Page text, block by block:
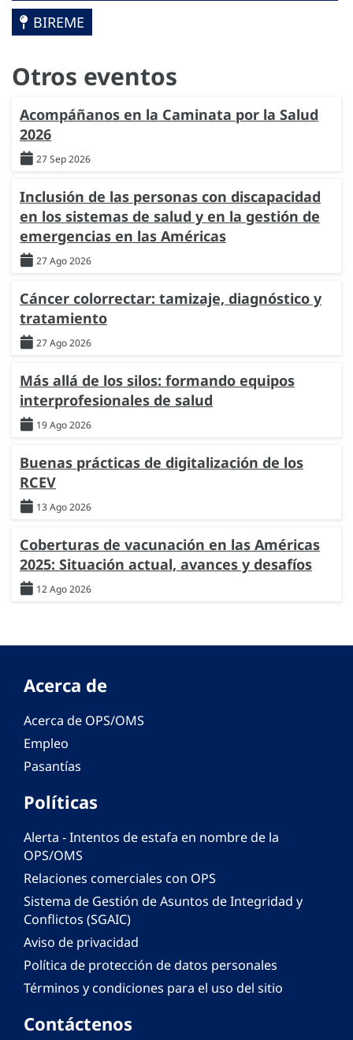
BIREME
Otros eventos
Acompáñanos en la Caminata por la Salud
2026
27 Sep 2026
Inclusión de las personas con discapacidad
en los sistemas de salud y en la gestión de
emergencias en las Américas
27 Ago 2026
Cáncer colorrectar: tamizaje, diagnóstico y
tratamiento
27 Ago 2026
Más allá de los silos: formando equipos
interprofesionales de salud
19 Ago 2026
Buenas prácticas de digitalización de los
RCEV
13 Ago 2026
Coberturas de vacunación en las Américas
2025: Situación actual, avances y desafíos
12 Ago 2026
Acerca de
Acerca de OPS/OMS
Empleo
Pasantías
Políticas
Alerta - Intentos de estafa en nombre de la
OPS/OMS
Relaciones comerciales con OPS
Sistema de Gestión de Asuntos de Integridad y
Conflictos (SGAIC)
Aviso de privacidad
Política de protección de datos personales
Términos y condiciones para el uso del sitio
Contáctenos